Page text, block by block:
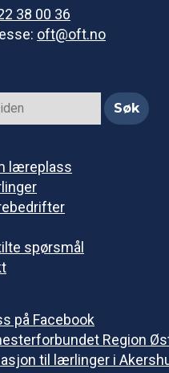
38 00 36
oft@oft.no
læreplass
spørsmål
på Facebook
Region
til lærlinger i